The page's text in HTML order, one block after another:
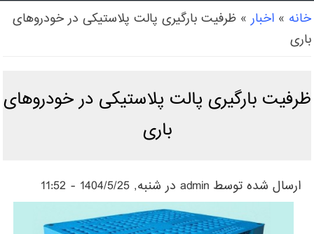
شما اینجا هستید
خانه » اخبار » ظرفیت بارگیری پالت پلاستیکی در خودروهای
باری
ظرفیت بارگیری پالت پلاستیکی در خودروهای
باری
ارسال شده توسطadmin در شنبه, 1404/5/25 - 11:52